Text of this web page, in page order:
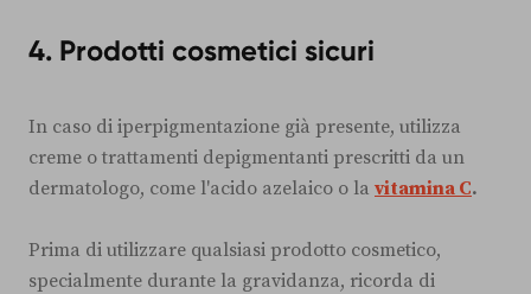
4. Prodotti cosmetici sicuri
In caso di iperpigmentazione già presente, utilizza
creme o trattamenti depigmentanti prescritti da un
dermatologo, come l'acido azelaico o la vitamina C.
Prima di utilizzare qualsiasi prodotto cosmetico,
specialmente durante la gravidanza, ricorda di